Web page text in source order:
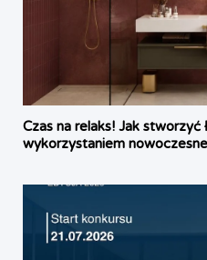
Czas na relaks! Jak stworzyć
wykorzystaniem